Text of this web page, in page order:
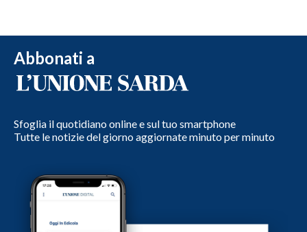
Abbonati a
Sfoglia il quotidiano online e sul tuo smartphone
Tutte le notizie del giorno aggiornate minuto per minuto